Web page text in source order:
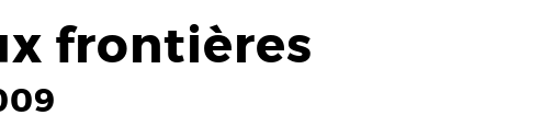
frontières